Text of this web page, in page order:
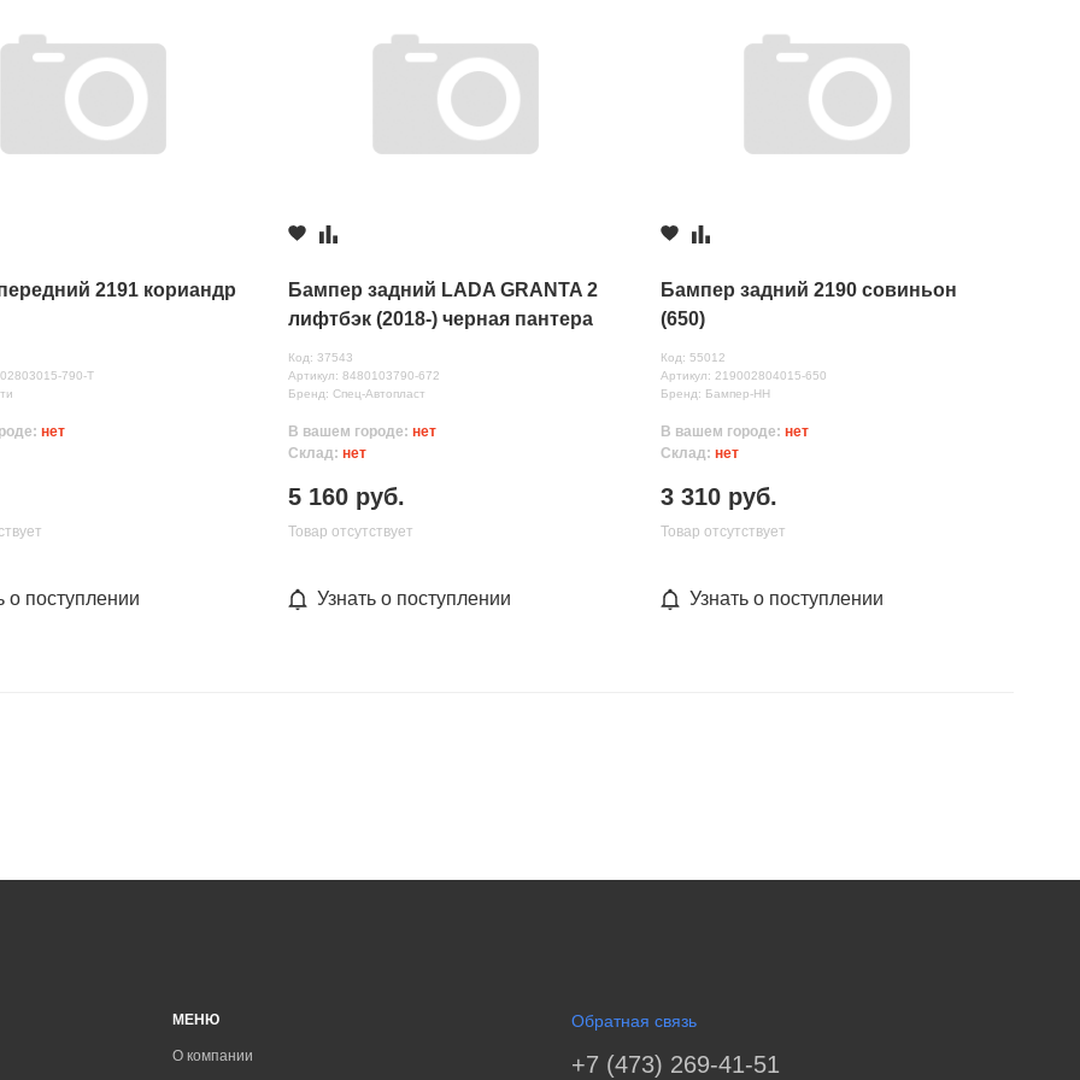
2191 кориандр
790-Т
нет
о поступлении
Бампер задний LADA GRANTA 2
лифтбэк (2018-) черная пантера
Код: 37543
Артикул: 8480103790-672
Бренд: Спец-Автопласт
В вашем городе: нет
Склад: нет
5 160 руб.
Товар отсутствует
Узнать о поступлении
Бампер задний 2190 совиньон
(650)
Код: 55012
Артикул: 219002804015-650
Бренд: Бампер-НН
В вашем городе: нет
Склад: нет
3 310 руб.
Товар отсутствует
Узнать о поступлении
МЕНЮ
О компании
Обратная связь
+7 (473) 269-41-51